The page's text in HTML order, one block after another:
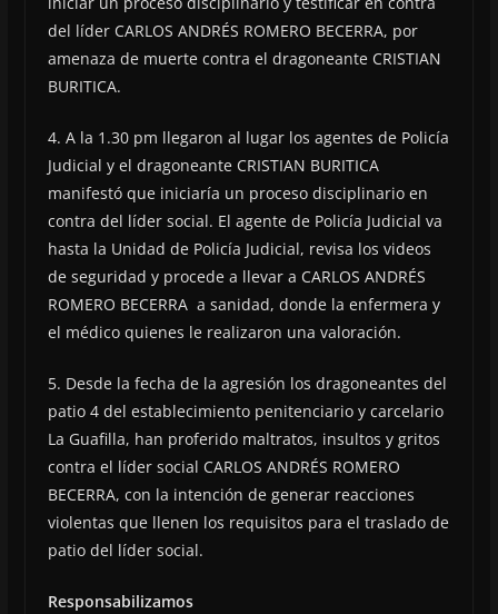
del líder CARLOS ANDRÉS ROMERO BECERRA, por
amenaza de muerte contra el dragoneante CRISTIAN
BURITICA.
4. A la 1.30 pm llegaron al lugar los agentes de Policía
Judicial y el dragoneante CRISTIAN BURITICA
manifestó que iniciaría un proceso disciplinario en
contra del líder social. El agente de Policía Judicial va
hasta la Unidad de Policía Judicial, revisa los videos
de seguridad y procede a llevar a CARLOS ANDRÉS
ROMERO BECERRA a sanidad, donde la enfermera y
el médico quienes le realizaron una valoración.
5. Desde la fecha de la agresión los dragoneantes del
patio 4 del establecimiento penitenciario y carcelario
La Guafilla, han proferido maltratos, insultos y gritos
contra el líder social CARLOS ANDRÉS ROMERO
BECERRA, con la intención de generar reacciones
violentas que llenen los requisitos para el traslado de
patio del líder social.
Responsabilizamos